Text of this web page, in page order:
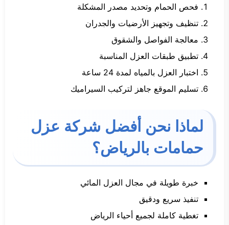
فحص الحمام وتحديد مصدر المشكلة
تنظيف وتجهيز الأرضيات والجدران
معالجة الفواصل والشقوق
تطبيق طبقات العزل المناسبة
اختبار العزل بالمياه لمدة 24 ساعة
تسليم الموقع جاهز لتركيب السيراميك
لماذا نحن أفضل شركة عزل
حمامات بالرياض؟
خبرة طويلة في مجال العزل المائي
تنفيذ سريع ودقيق
تغطية كاملة لجميع أحياء الرياض